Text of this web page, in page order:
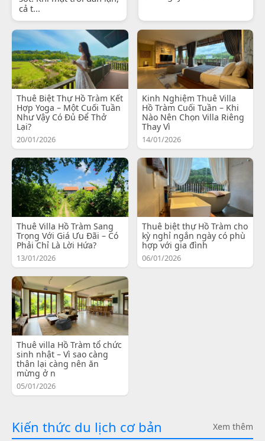
cả t...
Thuê Biệt Thự Hồ Tràm Kết
Hợp Yoga – Một Cuối Tuần
Như Vậy Có Đủ Để Thở
Lại?
20/01/2026
Kinh Nghiệm Thuê Villa
Hồ Tràm Cuối Tuần – Khi
Nào Nên Chọn Villa Riêng
Thay Vì
14/01/2026
Thuê Villa Hồ Tràm Sang
Trọng Với Giá Ưu Đãi – Có
Phải Chỉ Là Lời Hứa?
13/01/2026
Thuê biệt thự Hồ Tràm cho
kỳ nghỉ ngắn ngày có phù
hợp với gia đình
06/01/2026
Thuê villa Hồ Tràm tổ chức
sinh nhật – Vì sao càng
thân lại càng nên ăn
mừng ở n
05/01/2026
Kiến thức du lịch cơ bản Xem thêm